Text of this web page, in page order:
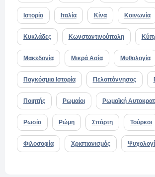
Ιστορία Ιταλία Κίνα Κοινωνία
Κυκλάδες Κωνσταντινούπολη
Μακεδονία Μικρά Ασία Μυθολογία
Παγκόσμια Ιστορία Πελοπόννησος
Ποιητής Ρωμαίοι Ρωμαϊκή
Ρωσία Ρώμη Σπάρτη Τούρκοι
Φιλοσοφία Χριστιανισμός